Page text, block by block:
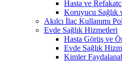
Hasta ve
Koruyucu Sağlık
Akılcı İlaç Kullanımı
Evde Sağlık Hizmetleri
Hasta Görüş ve
Evde Sağlık
Kimler